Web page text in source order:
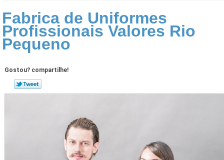
Fabrica de Uniformes
Profissionais Valores Rio
Pequeno
Gostou? compartilhe!